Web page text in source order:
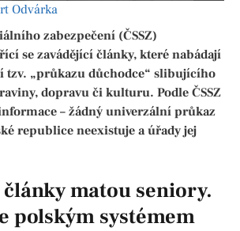
Odvárka
zabezpečení (ČSSZ)
se zavádějící články, které nabádají
tzv. „průkazu důchodce“ slibujícího
dopravu či kulturu. Podle ČSSZ
– žádný univerzální průkaz
republice neexistuje a úřady jej
matou seniory.
polským systémem